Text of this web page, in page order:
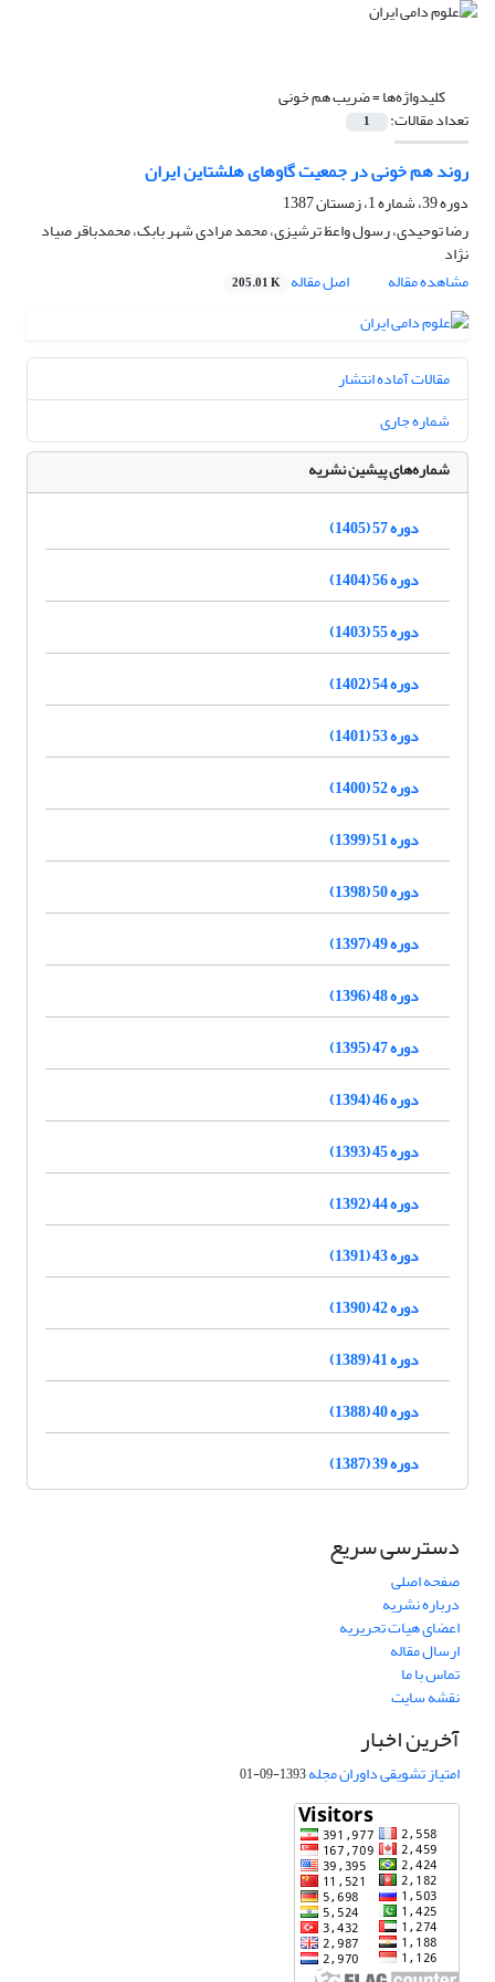
کلیدواژه‌ها =ضریب هم خونی
تعداد مقالات: 1
روند هم خونی در جمعیت گاوهای هلشتاین ایران
دوره 39، شماره 1، زمستان 1387
رضا توحیدی، رسول واعظ ترشیزی، محمد مرادی شهر بابک، محمدباقر صیاد
نژاد
مشاهده مقاله
اصل مقاله 205.01 K
مقالات آماده انتشار
شماره جاری
شماره‌های پیشین نشریه
دوره 57 (1405)
دوره 56 (1404)
دوره 55 (1403)
دوره 54 (1402)
دوره 53 (1401)
دوره 52 (1400)
دوره 51 (1399)
دوره 50 (1398)
دوره 49 (1397)
دوره 48 (1396)
دوره 47 (1395)
دوره 46 (1394)
دوره 45 (1393)
دوره 44 (1392)
دوره 43 (1391)
دوره 42 (1390)
دوره 41 (1389)
دوره 40 (1388)
دوره 39 (1387)
دسترسی سریع
صفحه اصلی
درباره نشریه
اعضای هیات تحریریه
ارسال مقاله
تماس با ما
نقشه سایت
آخرین اخبار
امتیاز تشویقی داوران مجله1393-09-01